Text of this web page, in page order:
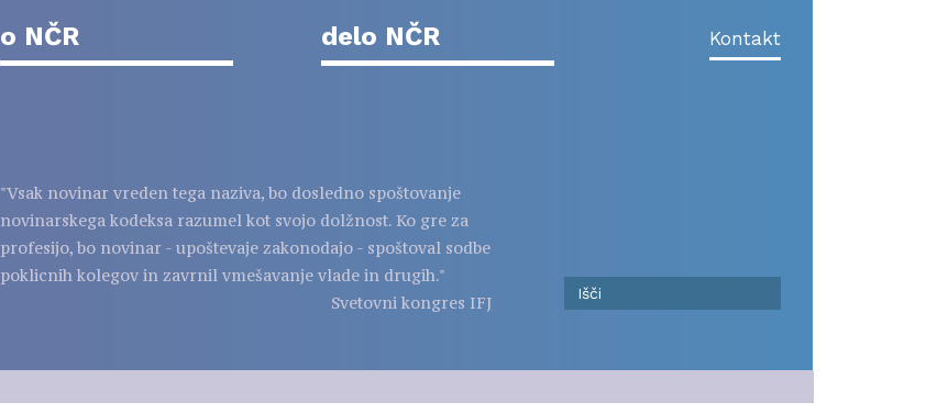
o NČR delo NČR Kontakt
"Vsak novinar vreden tega naziva, bo dosledno spoštovanje
novinarskega kodeksa razumel kot svojo dolžnost. Ko gre za
profesijo, bo novinar - upoštevaje zakonodajo - spoštoval sodbe
poklicnih kolegov in zavrnil vmešavanje vlade in drugih."
Svetovni kongres IFJ